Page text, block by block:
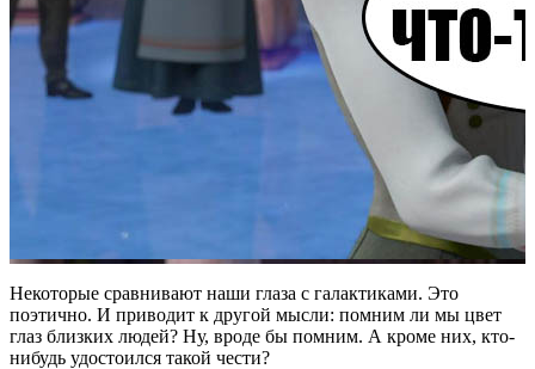
Некоторые сравнивают наши глаза с галактиками. Это
поэтично. И приводит к другой мысли: помним ли мы цвет
глаз близких людей? Ну, вроде бы помним. А кроме них, кто-
нибудь удостоился такой чести?